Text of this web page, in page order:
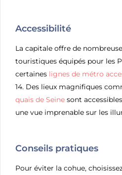
Accessibilité
La capitale offre de
touristiques équipés pour les
certaines lignes de métro
14. Des lieux magnifiques
quais de Seine sont
une vue imprenable sur les
Conseils pratiques
Pour éviter la cohue,